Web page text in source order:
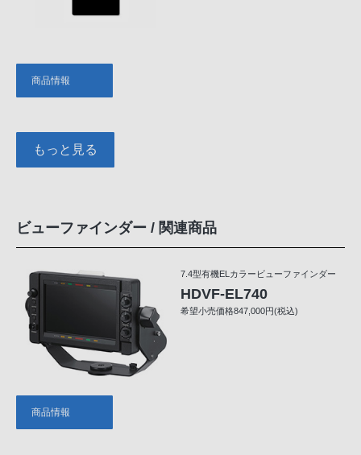
商品情報
もっと見る
ビューファインダー / 関連商品
7.4型有機ELカラービューファインダー
HDVF-EL740
希望小売価格847,000円(税込)
商品情報